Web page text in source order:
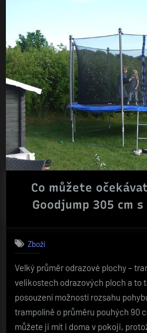
Co můžete
Goodjump 305 cm
Zboží
Velký průměr odrazové plochy –
velikostech odrazových ploch a to
posouzení možností rozsahu
trampolíně o průměru pouhých 90
můžete ji mít i doma v pokoji,